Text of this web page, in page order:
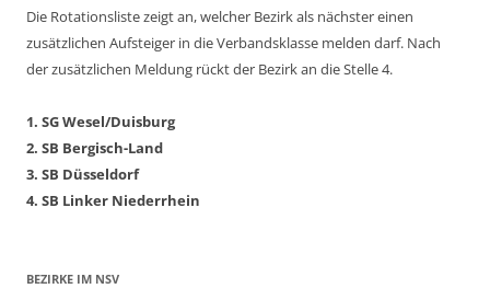
Die Rotationsliste zeigt an, welcher Bezirk als nächster einen
zusätzlichen Aufsteiger in die Verbandsklasse melden darf. Nach
der zusätzlichen Meldung rückt der Bezirk an die Stelle 4.
1. SG Wesel/Duisburg
2. SB Bergisch-Land
3. SB Düsseldorf
4. SB Linker Niederrhein
BEZIRKE IM NSV